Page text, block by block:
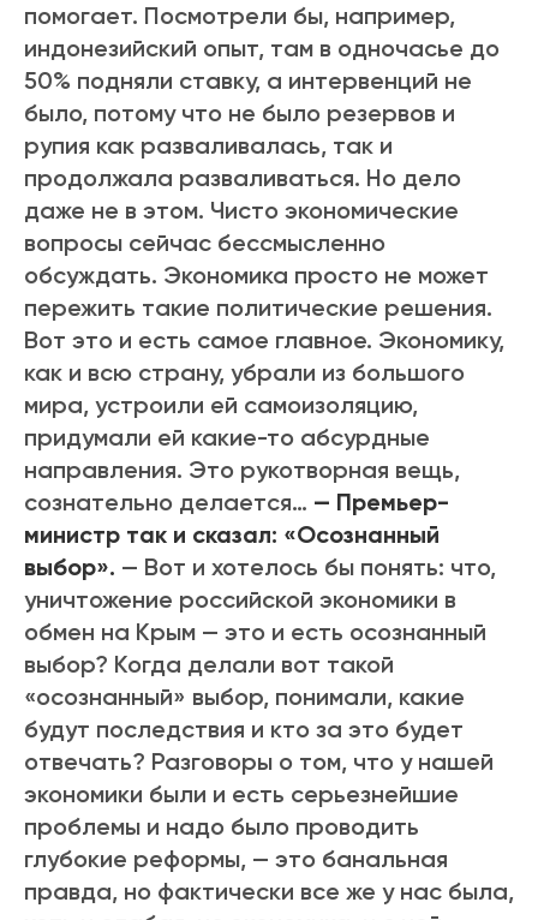
помогает. Посмотрели бы, например,
индонезийский опыт, там в одночасье до
50% подняли ставку, а интервенций не
было, потому что не было резервов и
рупия как разваливалась, так и
продолжала разваливаться. Но дело
даже не в этом. Чисто экономические
вопросы сейчас бессмысленно
обсуждать. Экономика просто не может
пережить такие политические решения.
Вот это и есть самое главное. Экономику,
как и всю страну, убрали из большого
мира, устроили ей самоизоляцию,
придумали ей какие-то абсурдные
направления. Это рукотворная вещь,
сознательно делается… — Премьер-
министр так и сказал: «Осознанный
выбор». — Вот и хотелось бы понять: что,
уничтожение российской экономики в
обмен на Крым — это и есть осознанный
выбор? Когда делали вот такой
«осознанный» выбор, понимали, какие
будут последствия и кто за это будет
отвечать? Разговоры о том, что у нашей
экономики были и есть серьезнейшие
проблемы и надо было проводить
глубокие реформы, — это банальная
правда, но фактически все же у нас была,